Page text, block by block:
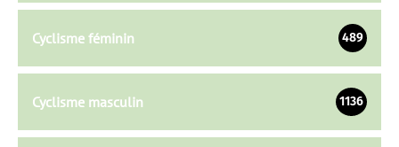
Cyclisme féminin 489
Cyclisme masculin 1136